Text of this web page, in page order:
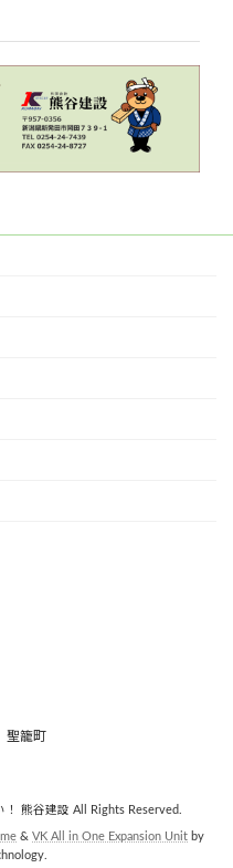
聖籠町
熊谷建設 All Rights Reserved.
& VK All in One Expansion Unit by